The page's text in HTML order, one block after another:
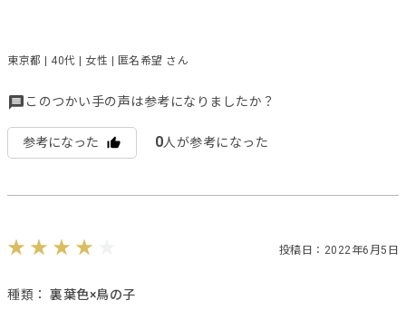
東京都 | 40代 | 女性 | 匿名希望 さん
このつかい手の声は参考になりましたか？
参考になった 0人が参考になった
投稿日：2022年6月5日
種類： 裏葉色×鳥の子